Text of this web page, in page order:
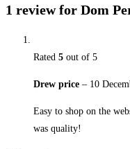
1 review for Dom
Rated 5 out of 5
Drew price – 10
Easy to shop on the
was quality!